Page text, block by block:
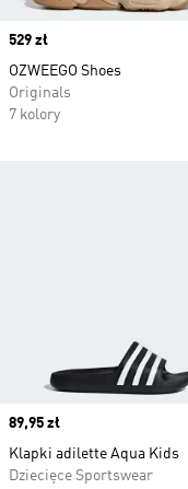
Price
529 zł
OZWEEGO Shoes
Originals
7 kolory
Price
89,95 zł
Klapki adilette Aqua Kids
Dziecięce Sportswear